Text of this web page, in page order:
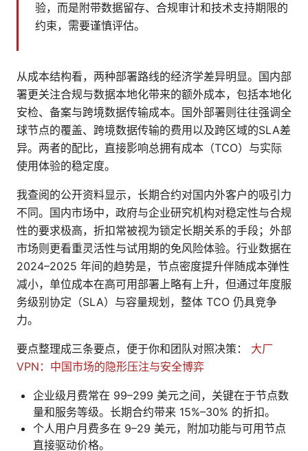
验，而是附带数据留存、合规审计和技术支持期限的
约束，需要谨慎评估。
从成本结构看，两种部署路线的经济学差异明显。国内部
署更关注合规与数据本地化带来的额外成本，包括本地化
安检、备案与跨境数据传输成本。国外部署则往往强调全
球节点的覆盖、跨境数据传输的费用以及跨区域的SLA差
异。两者的配比，直接影响总拥有成本（TCO）与实际
使用体验的稳定度。
我查阅的公开资料显示，长期合约对国内外客户的吸引力
不同。国内市场中，政府与企业研究机构对稳定性与合规
性的要求极高，折扣常被视为锁定长期关系的手段；外部
市场则更看重灵活性与试用期的免风险体验。行业数据在
2024–2025 年间的趋势是，节点密度提升伴随成本弹性
减小，单位成本在高可用部署上略有上升，但通过年度服
务级别协定（SLA）与容量规划，整体 TCO 仍具竞争
力。
要点整理成三条要点，便于你和团队对照决策： 大厂
VPN：中国市场的隐形压注与安全博弈
企业级月费常在 99–299 美元之间，关键在于节点数
量和服务等级。长期合约带来 15%–30% 的折扣。
个人用户月费多在 9–29 美元，附加功能与可用节点
直接驱动价格。